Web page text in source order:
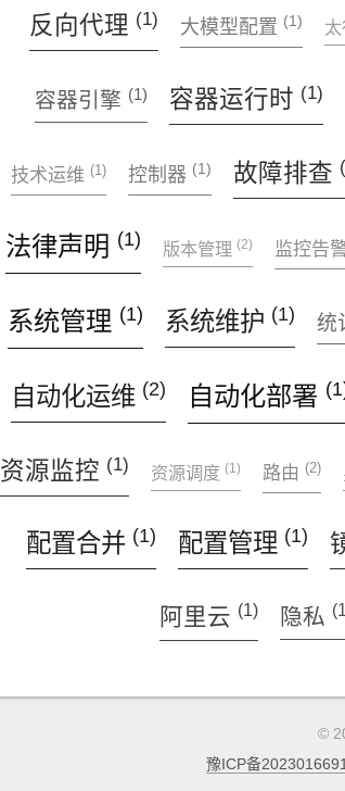
反向代理 (1) 大模型配置 (1)
容器引擎 (1) 容器运行时 (1)
技术运维 (1) 控制器 (1) 故障排查
法律声明 (1) 版本管理 (2) 监控告
系统管理 (1) 系统维护 (1) 统
自动化运维 (2) 自动化部署
资源监控 (1) 资源调度 (1) 路由 (2)
配置合并 (1) 配置管理 (1)
阿里云 (1) 隐私
©
豫ICP备